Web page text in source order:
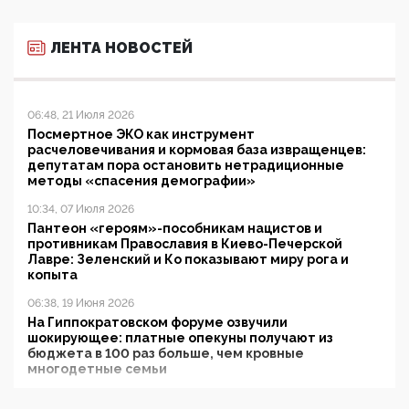
ЛЕНТА НОВОСТЕЙ
06:48, 21 Июля 2026
Посмертное ЭКО как инструмент
расчеловечивания и кормовая база извращенцев:
депутатам пора остановить нетрадиционные
методы «спасения демографии»
10:34, 07 Июля 2026
Пантеон «героям»-пособникам нацистов и
противникам Православия в Киево-Печерской
Лавре: Зеленский и Ко показывают миру рога и
копыта
06:38, 19 Июня 2026
На Гиппократовском форуме озвучили
шокирующее: платные опекуны получают из
бюджета в 100 раз больше, чем кровные
многодетные семьи